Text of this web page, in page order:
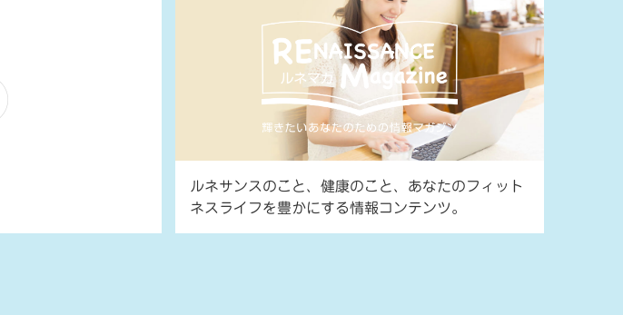
ルネサンスのこと、健康のこと、あなたのフィット
ネスライフを豊かにする情報コンテンツ。